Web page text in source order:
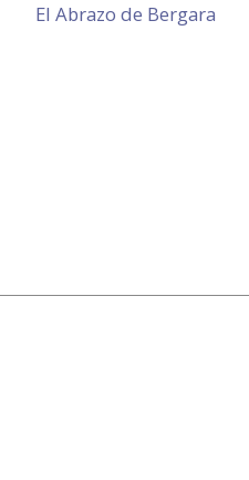
El Abrazo de Bergara